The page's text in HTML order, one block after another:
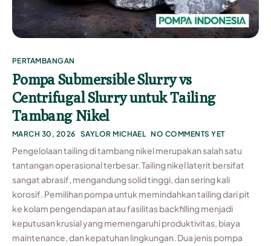
PERTAMBANGAN
Pompa Submersible Slurry vs
Centrifugal Slurry untuk Tailing
Tambang Nikel
MARCH 30, 2026 SAYLOR MICHAEL NO COMMENTS YET
Pengelolaan tailing di tambang nikel merupakan salah satu
tantangan operasional terbesar. Tailing nikel laterit bersifat
sangat abrasif, mengandung solid tinggi, dan sering kali
korosif. Pemilihan pompa untuk memindahkan tailing dari pit
ke kolam pengendapan atau fasilitas backfilling menjadi
keputusan krusial yang memengaruhi produktivitas, biaya
maintenance, dan kepatuhan lingkungan. Dua jenis pompa